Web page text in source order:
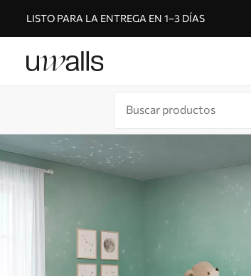
LISTO PARA LA ENTREGA EN 1–3 DÍAS